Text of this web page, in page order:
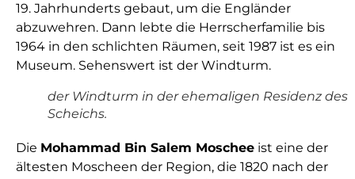
19. Jahrhunderts gebaut, um die Engländer
abzuwehren. Dann lebte die Herrscherfamilie bis
1964 in den schlichten Räumen, seit 1987 ist es ein
Museum. Sehenswert ist der Windturm.
der Windturm in der ehemaligen Residenz des
Scheichs.
Die Mohammad Bin Salem Moschee ist eine der
ältesten Moscheen der Region, die 1820 nach der